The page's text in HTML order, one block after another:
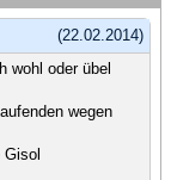
(22.02.2014)
wohl oder übel
wegen